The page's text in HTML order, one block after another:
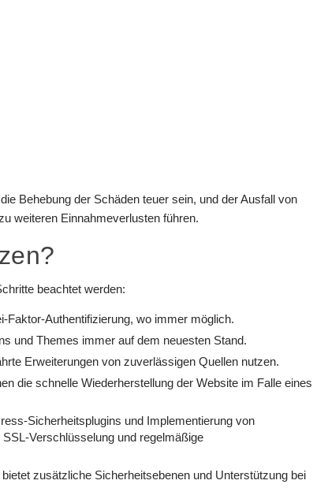
Behebung der Schäden teuer sein, und der Ausfall von
weiteren Einnahmeverlusten führen.
beachtet werden:
Faktor-Authentifizierung, wo immer möglich.
und Themes immer auf dem neuesten Stand.
Erweiterungen von zuverlässigen Quellen nutzen.
die schnelle Wiederherstellung der Website im Falle eines
Sicherheitsplugins und Implementierung von
Verschlüsselung und regelmäßige
zusätzliche Sicherheitsebenen und Unterstützung bei